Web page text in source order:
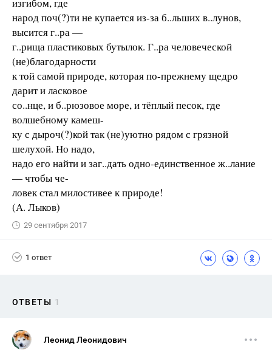
народ поч(?)ти не купается из-за б..льших в..лунов,
высится г..ра —
г..рища пластиковых бутылок. Г..ра человеческой
(не)благодарности
к той самой природе, которая по-прежнему щедро
дарит и ласковое
со..нце, и б..рюзовое море, и тёплый песок, где
волшебному камеш-
ку с дыроч(?)кой так (не)уютно рядом с грязной
шелухой. Но надо,
надо его найти и заг..дать одно-единственное ж..лание
— чтобы че-
ловек стал милостивее к природе!
(А. Лыков)
29 сентября 2017
1 ответ
ОТВЕТЫ 1
Леонид Леонидович